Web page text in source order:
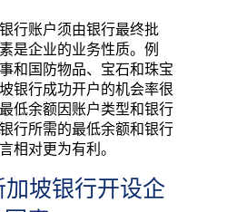
行账户须由银行最终批
是企业的业务性质。例
和国防物品、宝石和珠宝
银行成功开户的机会率很
低余额因账户类型和银行
行所需的最低余额和银行
相对更为有利。
坡银行开设企